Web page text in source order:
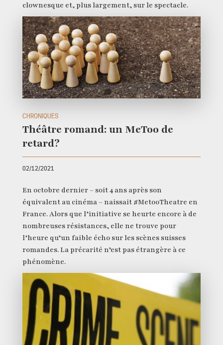
clownesque et, plus largement, sur le spectacle.
CHRONIQUES
Théâtre romand: un MeToo de
retard?
02/12/2021
En octobre dernier – soit 4 ans après son
équivalent au cinéma – naissait #MetooTheatre en
France. Alors que l’initiative se heurte encore à de
nombreuses résistances, elle ne trouve pour
l’heure qu’un faible écho sur les scènes suisses
romandes. La précarité n’est pas étrangère à ce
phénomène.